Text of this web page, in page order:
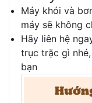
Máy khói và
máy sẽ không
Hãy liên hệ
trục trặc gì
bạn